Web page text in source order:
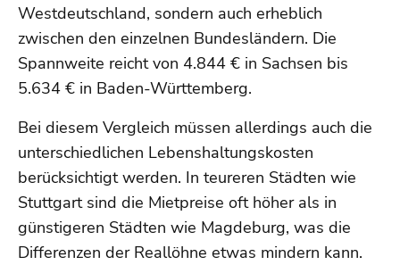
Westdeutschland, sondern auch erheblich
zwischen den einzelnen Bundesländern. Die
Spannweite reicht von 4.844 € in Sachsen bis
5.634 € in Baden-Württemberg.
Bei diesem Vergleich müssen allerdings auch die
unterschiedlichen Lebenshaltungskosten
berücksichtigt werden. In teureren Städten wie
Stuttgart sind die Mietpreise oft höher als in
günstigeren Städten wie Magdeburg, was die
Differenzen der Reallöhne etwas mindern kann.